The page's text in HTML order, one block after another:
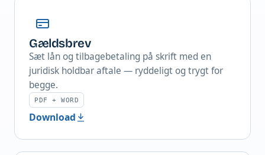
Gældsbrev
Sæt lån og tilbagebetaling på skrift med en
juridisk holdbar aftale — ryddeligt og trygt for
begge.
PDF + WORD
Download